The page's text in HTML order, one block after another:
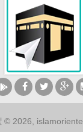
© 2026, islamoriente